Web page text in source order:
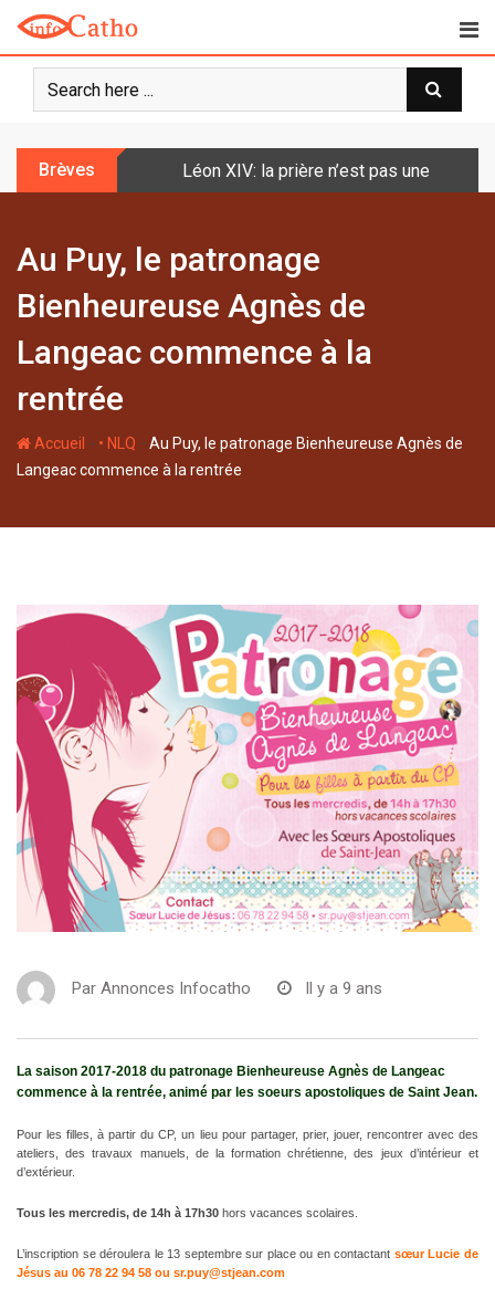
o
Brèves Léon XIV: la prière n’est pas une
Au Puy, le patronage
Bienheureuse Agnès de
Langeac commence à la
rentrée
Accueil - • NLQ -Au Puy, le patronage Bienheureuse Agnès de
Langeac commence à la rentrée
Par Annonces Infocatho Il y a 9 ans
La saison 2017-2018 du patronage Bienheureuse Agnès de Langeac
commence à la rentrée, animé par les soeurs apostoliques de Saint Jean.
Pour les filles, à partir du CP, un lieu pour partager, prier, jouer, rencontrer avec des
ateliers, des travaux manuels, de la formation chrétienne, des jeux d’intérieur et
d’extérieur.
Tous les mercredis, de 14h à 17h30 hors vacances scolaires.
L’inscription se déroulera le 13 septembre sur place ou en contactant sœur Lucie de
Jésus au 06 78 22 94 58 ou sr.puy@stjean.com